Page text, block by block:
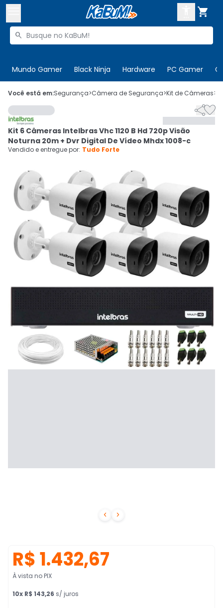

Buscar produtos

Mundo Gamer Black Ninja Hardware PC Gamer
 Olá. Acesse sua conta
 Departamentos
Cupons
Ativar tradutor em libras
CADASTRE-SE
Você está em:Segurança>Câmera de Segurança>Kit de Câmeras>
 

Kit 6 Câmeras Intelbras Vhc 1120 B Hd 720p Visão
Noturna 20m + Dvr Digital De Vídeo Mhdx 1008-c
Vendido e entregue por: Tudo Forte
R$ 1.432,67
À vista no PIX
10x R$ 143,26 s/ juros